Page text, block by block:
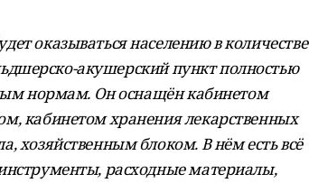
оказываться населению в количестве
акушерский пункт полностью
нормам. Он оснащён кабинетом
кабинетом хранения лекарственных
хозяйственным блоком. В нём есть всё
расходные материалы,